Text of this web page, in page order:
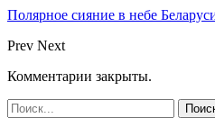
Полярное сияние в небе
Prev Next
Комментарии закрыты.